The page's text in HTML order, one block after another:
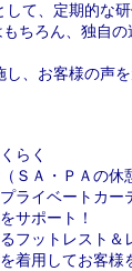
て、定期的な研
ちろん、独自
、お客様の声
らく
ＳＡ・ＰＡの休
ライベートカー
サポート！
フットレスト＆
着用してお客様